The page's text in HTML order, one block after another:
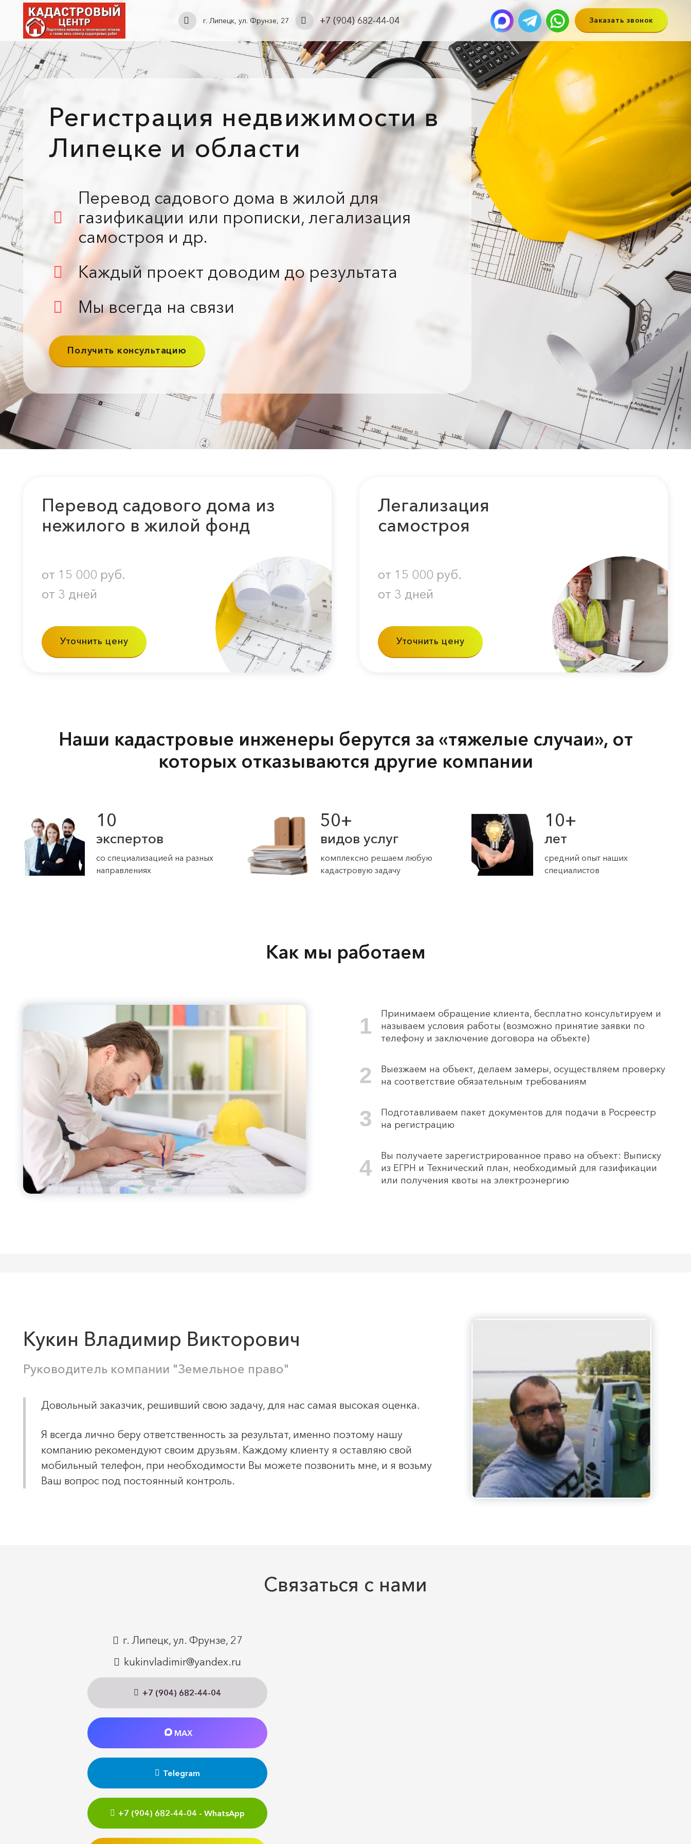
г. Липецк, ул. Фрунзе, 27 +7 (904) 682-44-04 Заказать звонок
Регистрация недвижимости в
Липецке и области
Перевод садового дома в жилой для
газификации или прописки, легализация
самостроя и др.
Каждый проект доводим до результата
Мы всегда на связи
Получить консультацию
Перевод садового дома из
нежилого в жилой фонд
от 15 000 руб.
от 3 дней
Уточнить цену
Легализация
самостроя
от 15 000 руб.
от 3 дней
Уточнить цену
Наши кадастровые инженеры берутся за «тяжелые случаи», от
которых отказываются другие компании
10
экспертов
со специализацией на разных
направлениях
50+
видов услуг
комплексно решаем любую
кадастровую задачу
10+
лет
средний опыт наших
специалистов
Как мы работаем
1
Принимаем обращение клиента, бесплатно консультируем и
называем условия работы (возможно принятие заявки по
телефону и заключение договора на объекте)
2
Выезжаем на объект, делаем замеры, осуществляем проверку
на соответствие обязательным требованиям
3
Подготавливаем пакет документов для подачи в Росреестр
на регистрацию
4
Вы получаете зарегистрированное право на объект: Выписку
из ЕГРН и Технический план, необходимый для газификации
или получения квоты на электроэнергию
Кукин Владимир Викторович
Руководитель компании "Земельное право"
Довольный заказчик, решивший свою задачу, для нас самая высокая оценка.
Я всегда лично беру ответственность за результат, именно поэтому нашу
компанию рекомендуют своим друзьям. Каждому клиенту я оставляю свой
мобильный телефон, при необходимости Вы можете позвонить мне, и я возьму
Ваш вопрос под постоянный контроль.
Связаться с нами
г. Липецк, ул. Фрунзе, 27
kukinvladimir@yandex.ru
+7 (904) 682-44-04
MAX
Telegram
+7 (904) 682-44-04 - WhatsApp